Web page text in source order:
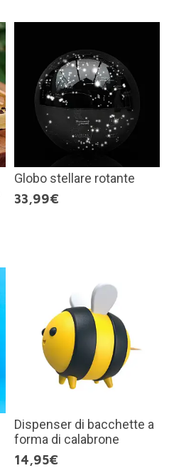
Globo stellare rotante
33,99€
Dispenser di bacchette a
forma di calabrone
14,95€